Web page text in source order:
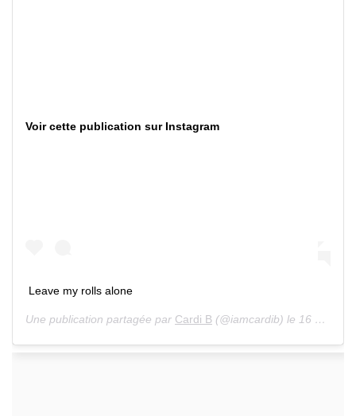
Voir cette publication sur Instagram
Leave my rolls alone
Une publication partagée par Cardi B (@iamcardib) le 16 Juin 2020 à 7 :38 PDT